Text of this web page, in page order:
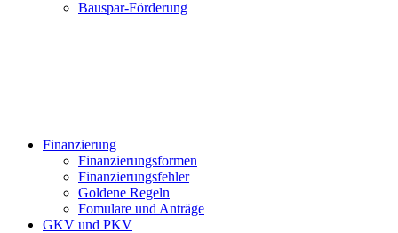
Bauspar-Förderung
Finanzierung
Finanzierungsformen
Finanzierungsfehler
Goldene Regeln
Fomulare und Anträge
GKV und PKV